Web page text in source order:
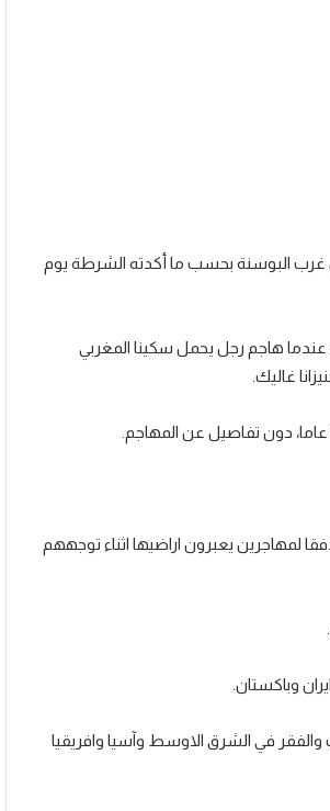
بشمال غرب البوسنة بحسب ما أكدته الشرطة يوم
هاجم رجل يحمل سكينا المغربي
لمهاجرين يعبرون اراضيها اثناء توجههم
وباكستان.
والفقر في الشرق الاوسط وآسيا وافريقيا